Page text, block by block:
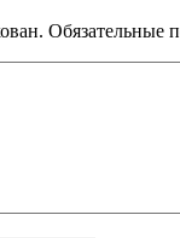
Обязательные